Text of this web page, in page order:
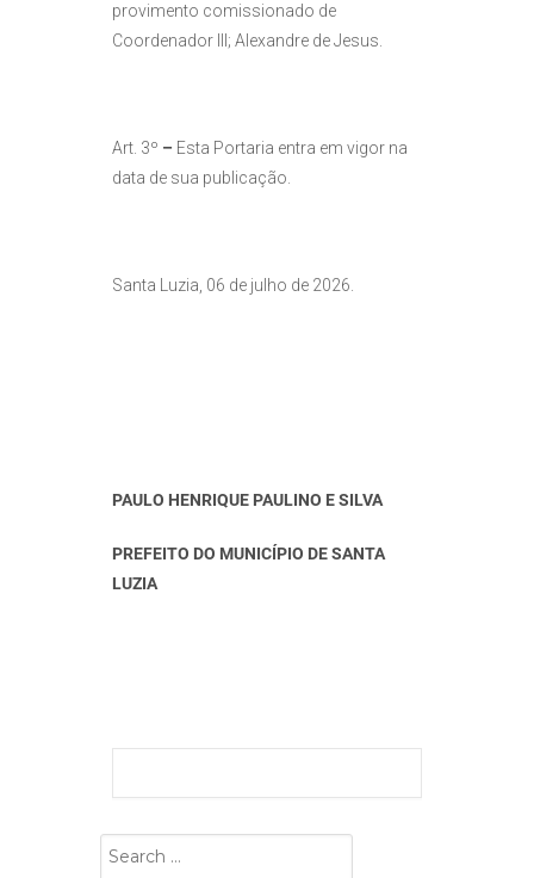
provimento comissionado de
Coordenador III; Alexandre de Jesus.
Art. 3º – Esta Portaria entra em vigor na
data de sua publicação.
Santa Luzia, 06 de julho de 2026.
PAULO HENRIQUE PAULINO E SILVA
PREFEITO DO MUNICÍPIO DE SANTA
LUZIA
Search